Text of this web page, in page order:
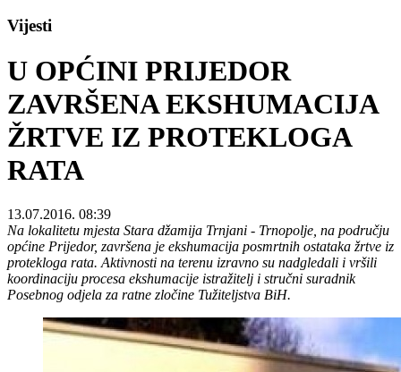
Vijesti
U OPĆINI PRIJEDOR
ZAVRŠENA EKSHUMACIJA
ŽRTVE IZ PROTEKLOGA
RATA
13.07.2016. 08:39
Na lokalitetu mjesta Stara džamija Trnjani - Trnopolje, na području
općine Prijedor, završena je ekshumacija posmrtnih ostataka žrtve iz
protekloga rata. Aktivnosti na terenu izravno su nadgledali i vršili
koordinaciju procesa ekshumacije istražitelj i stručni suradnik
Posebnog odjela za ratne zločine Tužiteljstva BiH.